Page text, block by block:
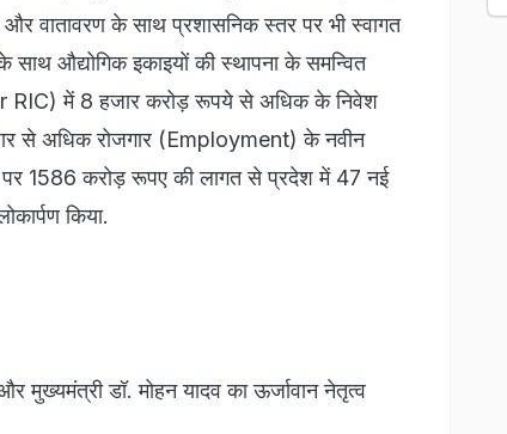
वातावरण के साथ प्रशासनिक स्तर पर भी स्वागत
औद्योगिक इकाइयों की स्थापना के समन्वित
RIC) में 8 हजार करोड़ रूपये से अधिक के निवेश
से अधिक रोजगार (Employment) के नवीन
पर 1586 करोड़ रूपए की लागत से प्रदेश में 47 नई
किया.
मुख्यमंत्री डॉ. मोहन यादव का ऊर्जावान नेतृत्व